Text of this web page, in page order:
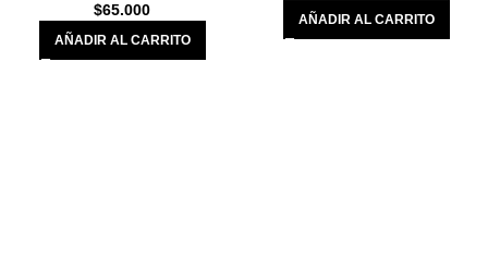
$65.000
AÑADIR AL CARRITO
AÑADIR AL CARRITO